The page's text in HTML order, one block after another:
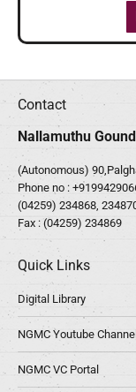
Contact
Nallamuthu
(Autonomous)
Phone no :
(04259) 234868,
Fax : (04259) 234869
Quick Links
Digital Library
NGMC Youtube Channel
NGMC VC Portal